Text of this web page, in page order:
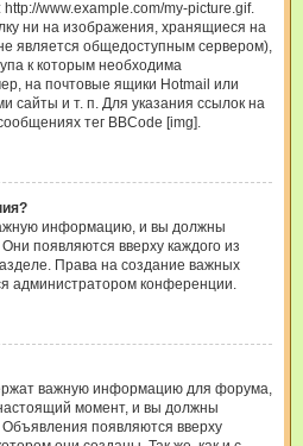
www.example.com/my-picture.gif.
ни на изображения, хранящиеся на
является общедоступным сервером),
к которым необходима
на почтовые ящики Hotmail или
сайты и т. п. Для указания ссылок на
тег BBCode [img].
информацию, и вы должны
появляются вверху каждого из
Права на создание важных
администратором конференции.
важную информацию для форума,
момент, и вы должны
появляются вверху